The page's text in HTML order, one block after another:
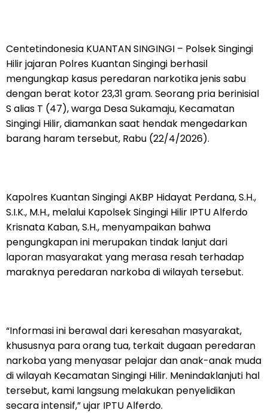
Centetindonesia KUANTAN SINGINGI – Polsek Singingi
Hilir jajaran Polres Kuantan Singingi berhasil
mengungkap kasus peredaran narkotika jenis sabu
dengan berat kotor 23,31 gram. Seorang pria berinisial
S alias T (47), warga Desa Sukamaju, Kecamatan
Singingi Hilir, diamankan saat hendak mengedarkan
barang haram tersebut, Rabu (22/4/2026).
Kapolres Kuantan Singingi AKBP Hidayat Perdana, S.H.,
S.I.K., M.H., melalui Kapolsek Singingi Hilir IPTU Alferdo
Krisnata Kaban, S.H., menyampaikan bahwa
pengungkapan ini merupakan tindak lanjut dari
laporan masyarakat yang merasa resah terhadap
maraknya peredaran narkoba di wilayah tersebut.
“Informasi ini berawal dari keresahan masyarakat,
khususnya para orang tua, terkait dugaan peredaran
narkoba yang menyasar pelajar dan anak-anak muda
di wilayah Kecamatan Singingi Hilir. Menindaklanjuti hal
tersebut, kami langsung melakukan penyelidikan
secara intensif,” ujar IPTU Alferdo.